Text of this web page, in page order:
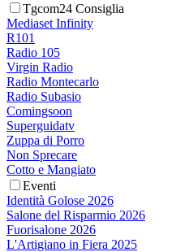
Tgcom24 Consiglia
Mediaset Infinity
R101
Radio 105
Virgin Radio
Radio Montecarlo
Radio Subasio
Comingsoon
Superguidatv
Zuppa di Porro
Non Sprecare
Cotto e Mangiato
Eventi
Identità Golose 2026
Salone del Risparmio 2026
Fuorisalone 2026
L'Artigiano in Fiera 2025